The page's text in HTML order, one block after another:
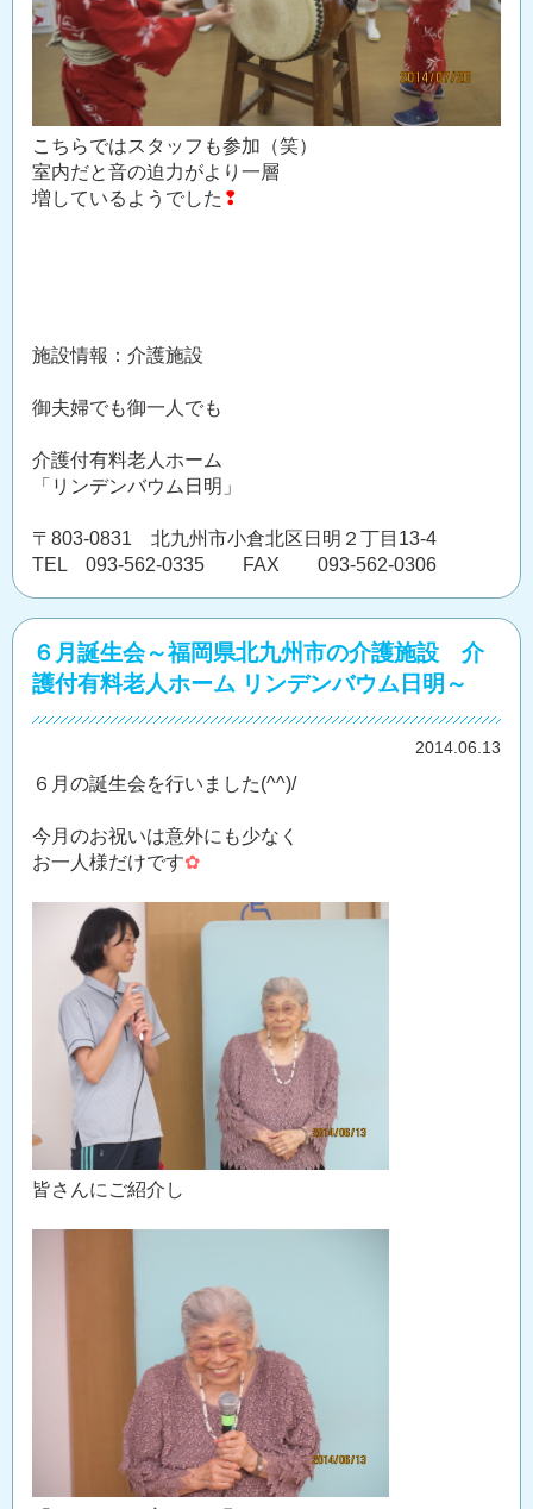
こちらではスタッフも参加（笑）
室内だと音の迫力がより一層
増しているようでした ❢
施設情報：介護施設
御夫婦でも御一人でも
介護付有料老人ホーム
「リンデンバウム日明」
〒803-0831 北九州市小倉北区日明２丁目13-4
TEL 093-562-0335 FAX 093-562-0306
６月誕生会～福岡県北九州市の介護施設 介
護付有料老人ホーム リンデンバウム日明～
2014.06.13
６月の誕生会を行いました(^^)/
今月のお祝いは意外にも少なく
お一人様だけです✿
皆さんにご紹介し